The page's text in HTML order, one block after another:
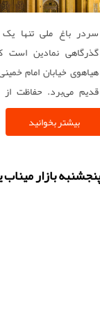
سردر باغ ملی تنها یک
گذرگاهی نمادین است
هیاهوی خیابان امام
قدیم می‌برد. حفاظت
شهری است که در هر
هنر ایرانی نهفته است.
بیشتر بخوانید
پنجشنبه بازار میناب یک